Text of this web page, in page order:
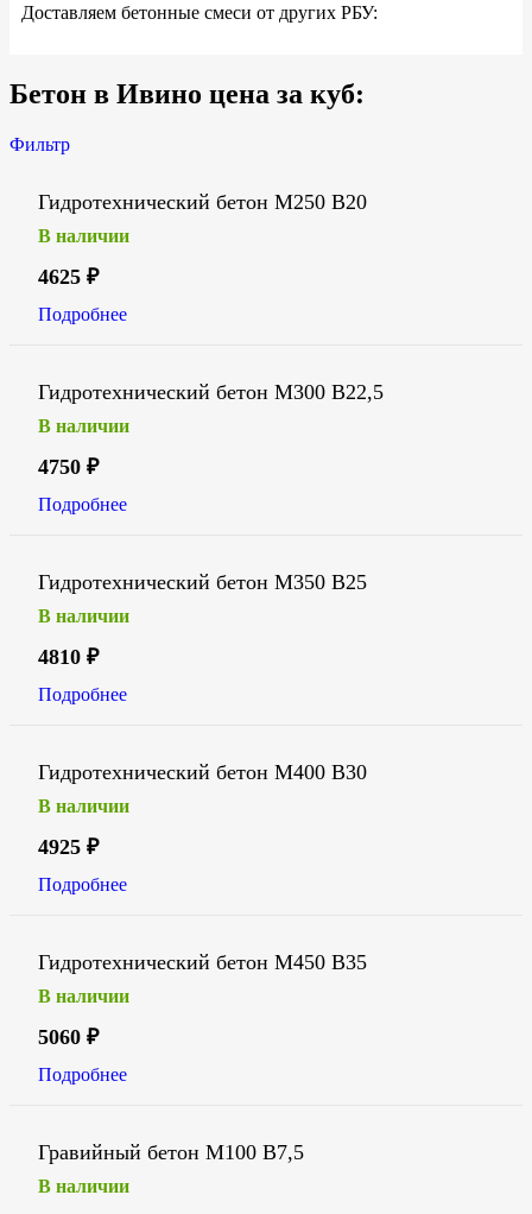
Доставляем бетонные смеси от других РБУ:
Бетон в Ивино цена за куб:
Фильтр
Гидротехнический бетон М250 В20
В наличии
4625 ₽
Подробнее
Гидротехнический бетон М300 В22,5
В наличии
4750 ₽
Подробнее
Гидротехнический бетон М350 В25
В наличии
4810 ₽
Подробнее
Гидротехнический бетон М400 В30
В наличии
4925 ₽
Подробнее
Гидротехнический бетон М450 В35
В наличии
5060 ₽
Подробнее
Гравийный бетон М100 В7,5
В наличии